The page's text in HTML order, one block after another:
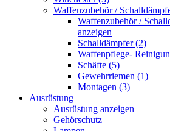
Waffenzubehör /
Waffenzubehör /
anzeigen
Schalldämpfer (2)
Waffenpflege-
Schäfte (5)
Gewehrriemen (1)
Montagen (3)
Ausrüstung
Ausrüstung anzeigen
Gehörschutz